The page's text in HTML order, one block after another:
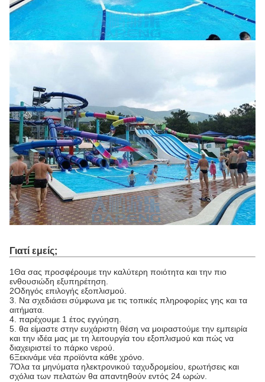
Γιατί εμείς;
1Θα σας προσφέρουμε την καλύτερη ποιότητα και την πιο
ενθουσιώδη εξυπηρέτηση.
2Οδηγός επιλογής εξοπλισμού.
3. Να σχεδιάσει σύμφωνα με τις τοπικές πληροφορίες γης και τα
αιτήματα.
4. παρέχουμε 1 έτος εγγύηση.
5. θα είμαστε στην ευχάριστη θέση να μοιραστούμε την εμπειρία
και την ιδέα μας με τη λειτουργία του εξοπλισμού και πώς να
διαχειριστεί το πάρκο νερού.
6Ξεκινάμε νέα προϊόντα κάθε χρόνο.
7Όλα τα μηνύματα ηλεκτρονικού ταχυδρομείου, ερωτήσεις και
σχόλια των πελατών θα απαντηθούν εντός 24 ωρών.